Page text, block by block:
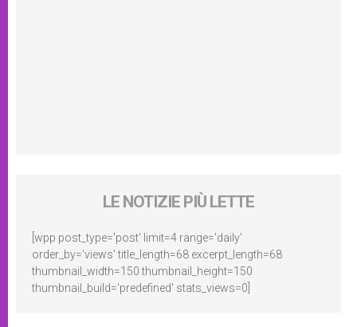
LE NOTIZIE PIÙ LETTE
[wpp post_type='post' limit=4 range='daily'
order_by='views' title_length=68 excerpt_length=68
thumbnail_width=150 thumbnail_height=150
thumbnail_build='predefined' stats_views=0]